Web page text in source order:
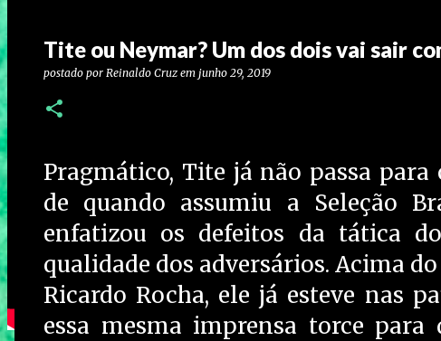
Tite ou Neymar? Um dos dois vai sair
postado por Reinaldo Cruz em junho 29, 2019
Pragmático, Tite já não passa
de quando assumiu a Seleção
enfatizou os defeitos da tática
qualidade dos adversários. Acima
Ricardo Rocha, ele já esteve nas
essa mesma imprensa torce